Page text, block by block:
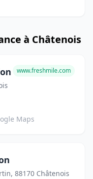
à Châtenois
www.freshmile.com
Maps
88170 Châtenois